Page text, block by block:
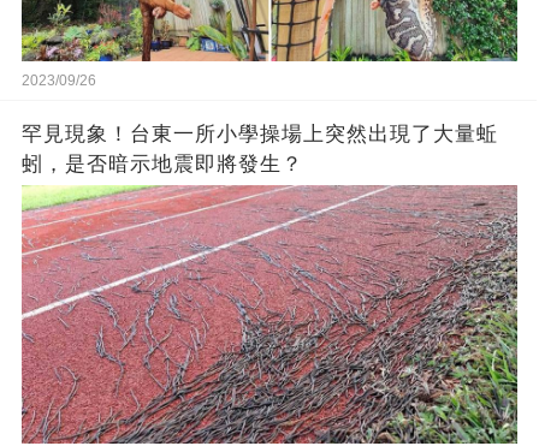
2023/09/26
罕見現象！台東一所小學操場上突然出現了大量蚯
蚓，是否暗示地震即將發生？